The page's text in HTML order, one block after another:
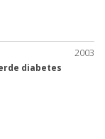
2003
diabetes